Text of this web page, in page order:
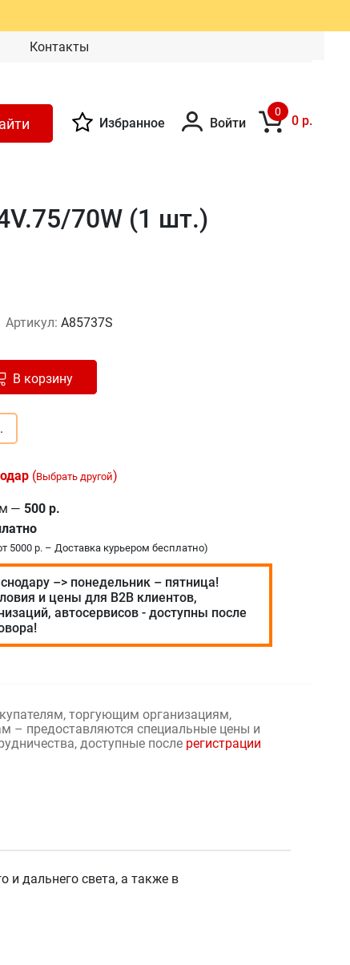
Контакты
Избранное Войти
0
0 р.
70W (1 шт.)
Артикул: A85737S
В корзину+
в корзину
(Выбрать другой)
— 500 р.
5000 р. – Доставка курьером бесплатно)
–> понедельник – пятница!
и цены для В2В клиентов,
автосервисов - доступны после
торгующим организациям,
– предоставляются специальные цены и
доступные после регистрации
и дальнего света, а также в